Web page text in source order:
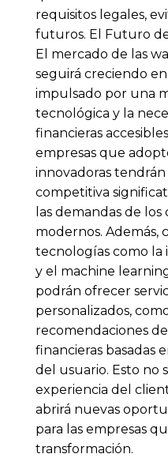
requisitos legales,
futuros. El Futuro
El mercado de las
seguirá creciendo
impulsado por una
tecnológica y la
financieras
empresas que
innovadoras
competitiva
las demandas de
modernos. Además,
tecnologías como la
y el machine
podrán ofrecer
personalizados,
recomendaciones
financieras basadas
del usuario. Esto no
experiencia del
abrirá nuevas
para las empresas
transformación.